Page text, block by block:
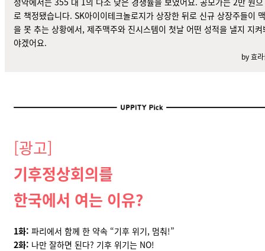
로 책정됐습니다. SK아이이테크놀로지가 상장한 뒤로 신규 상장주들이 맥
을 못 추는 상황에서, 제주맥주와 진시스템이 첫날 어떤 성적을 낼지 지켜
야겠어요.
by 효
[광고]
기후정상회의를
한국에서 여는 이유?
1화: 파리에서 함께 한 약속 “기후 위기, 멈춰!”
2화: 나만 잘하면 된다? 기후 위기는 NO!